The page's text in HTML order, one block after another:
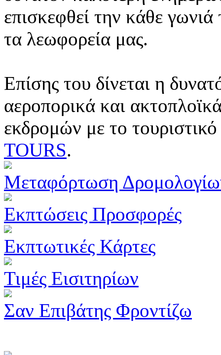
επισκεφθεί την κάθε
τα λεωφορεία μας.
Επίσης του δίνεται η
αεροπορικά και
εκδρομών με το
TOURS.
Μεταφόρτωση
Εκπτώσεις Προσφορές
Εκπτωτικές Κάρτες
Τιμές Εισιτηρίων
Σαν Επιβάτης Φροντίζω